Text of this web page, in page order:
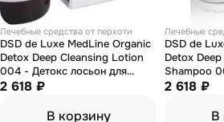
Лечебные средства от перхоти
DSD de Luxe MedLine Organic
Detox Deep Cleansing Lotion
004 - Детокс лосьон для
глубокого очищения 50 мл
2 618 ₽
В корзину
Лечебные
DSD de
Detox
Shampoo
шампунь
2 618 ₽
В